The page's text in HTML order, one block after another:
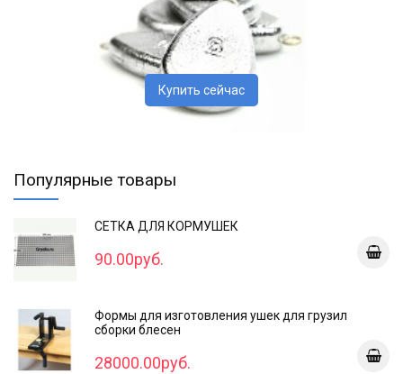
Купить сейчас
Популярные товары
СЕТКА ДЛЯ КОРМУШЕК
90.00руб.
Формы для изготовления ушек для грузил
сборки блесен
28000.00руб.